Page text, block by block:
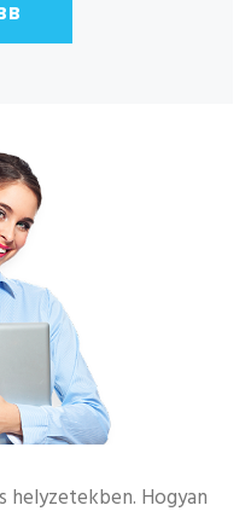
helyzetekben. Hogyan